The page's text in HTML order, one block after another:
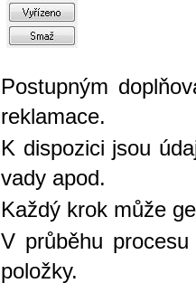
Postupným
reklamace.
K dispozici jsou
vady apod.
Každý krok může
V průběhu
položky.